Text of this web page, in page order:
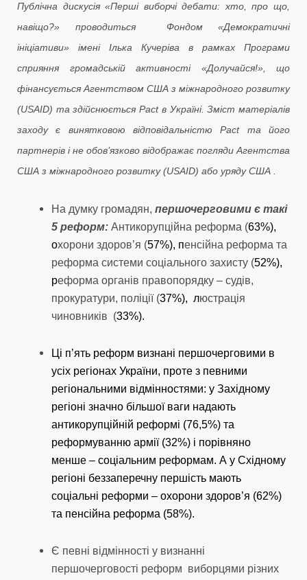
Публічна дискусія «Перші виборчі дебати: хто, про що,
навіщо?» проводиться Фондом «Демократичні
ініціативи» імені Ілька Кучеріва в рамках Програми
сприяння громадській активності «Долучайся!», що
фінансується Агентством США з міжнародного розвитку
(USAID) та здійснюється Pact в Україні. Зміст матеріалів
заходу є винятковою відповідальністю Pact та його
партнерів i не обов’язково відображає погляди Агентства
США з міжнародного розвитку (USAID) або уряду США .
На думку громадян, першочерговими є такі
5 реформ: Антикорупційна реформа (63%),
охорони здоров’я (57%), пенсійна реформа та
реформа системи соціального захисту (52%),
реформа органів правопорядку – судів,
прокуратури, поліції (37%), люстрація
чиновників (33%).
Ці п’ять реформ визнані першочерговими в
усіх регіонах України, проте з певними
регіональними відмінностями: у Західному
регіоні значно більшої ваги надають
антикорупційній реформі (76,5%) та
реформуванню армії (32%) і порівняно
менше – соціальним реформам. А у Східному
регіоні беззаперечну першість мають
соціальні реформи – охорони здоров’я (62%)
та пенсійна реформа (58%).
Є певні відмінності у визнанні
першочерговості реформ виборцями різних